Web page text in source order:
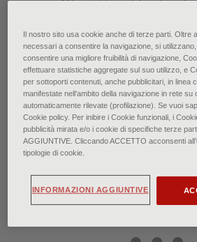
Sironi: La potenza
di Federico Poletti •
Alla riscoperta di un
Novecento troppo a
ombra.
Il nostro sito usa cookie anche di terze parti. Oltre
necessari a consentire la navigazione, si
consentire una migliore fruibilità di navigazione,
effettuare statistiche aggregate sul suo utilizzo, e
per sottoporti contenuti, anche pubblicitari, in linea
manifestate nell‘ambito della navigazione in rete
automaticamente rilevate (profilazione). Se vuoi
Cookie policy. Per inibire i Cookie funzionali, i
pubblicità mirata e/o i cookie di specifiche terze
AGGIUNTIVE. Cliccando ACCETTO acconsenti
tipologie di cookie.
INFORMAZIONI AGGIUNTIVE